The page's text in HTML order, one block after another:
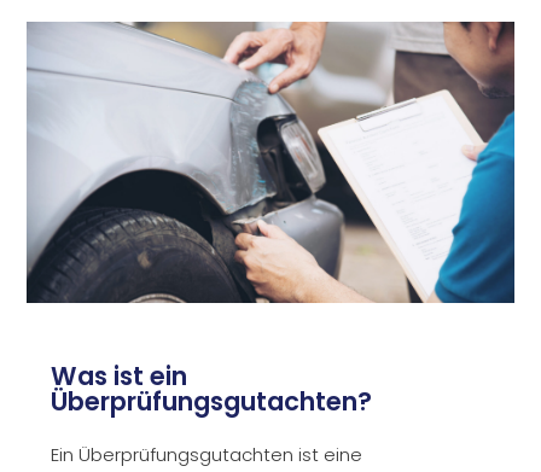
Was ist ein
Überprüfungsgutachten?
Ein Überprüfungsgutachten ist eine